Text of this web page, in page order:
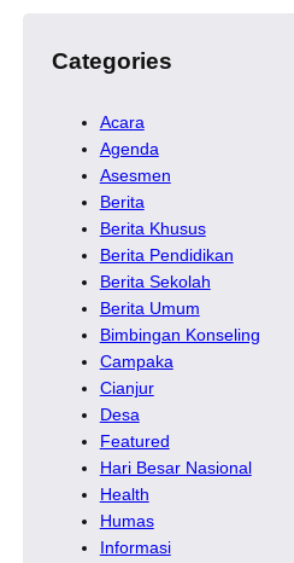
Categories
Acara
Agenda
Asesmen
Berita
Berita Khusus
Berita Pendidikan
Berita Sekolah
Berita Umum
Bimbingan Konseling
Campaka
Cianjur
Desa
Featured
Hari Besar Nasional
Health
Humas
Informasi